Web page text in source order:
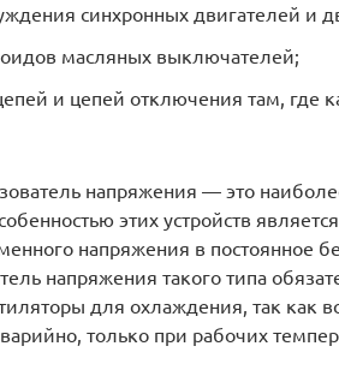
синхронных двигателей и
масляных выключателей;
и цепей отключения там, где
напряжения — это
этих устройств
напряжения в постоянное
напряжения такого типа
для охлаждения, так как
только при рабочих